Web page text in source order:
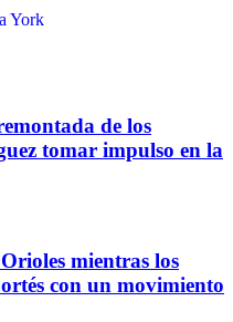
York
de los
tomar impulso en la
mientras los
con un movimiento